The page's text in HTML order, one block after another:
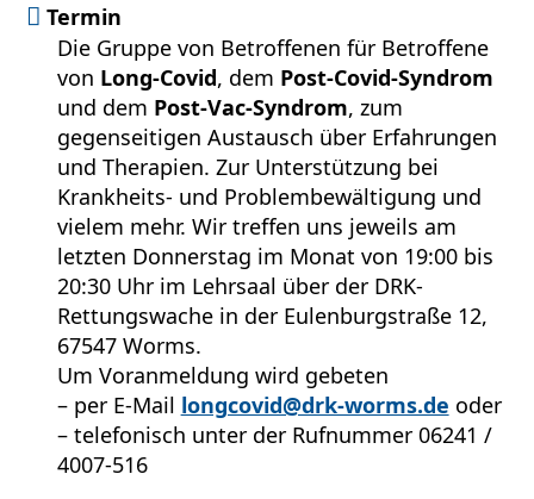
Termin
Die Gruppe von Betroffenen für Betroffene
von Long-Covid, dem Post-Covid-Syndrom
und dem Post-Vac-Syndrom, zum
gegenseitigen Austausch über Erfahrungen
und Therapien. Zur Unterstützung bei
Krankheits- und Problembewältigung und
vielem mehr. Wir treffen uns jeweils am
letzten Donnerstag im Monat von 19:00 bis
20:30 Uhr im Lehrsaal über der DRK-
Rettungswache in der Eulenburgstraße 12,
67547 Worms.
Um Voranmeldung wird gebeten
– per E-Mail longcovid@drk-worms.de oder
– telefonisch unter der Rufnummer 06241 /
4007-516